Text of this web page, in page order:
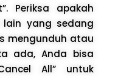
Periksa apakah
yang sedang
mengunduh atau
ada, Anda bisa
All” untuk